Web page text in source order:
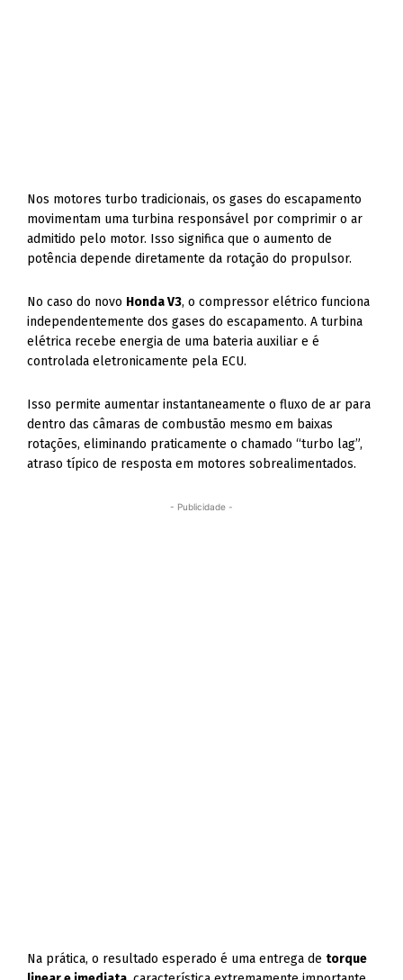
Nos motores turbo tradicionais, os gases do escapamento
movimentam uma turbina responsável por comprimir o ar
admitido pelo motor. Isso significa que o aumento de
potência depende diretamente da rotação do propulsor.
No caso do novo Honda V3, o compressor elétrico funciona
independentemente dos gases do escapamento. A turbina
elétrica recebe energia de uma bateria auxiliar e é
controlada eletronicamente pela ECU.
Isso permite aumentar instantaneamente o fluxo de ar para
dentro das câmaras de combustão mesmo em baixas
rotações, eliminando praticamente o chamado “turbo lag”,
atraso típico de resposta em motores sobrealimentados.
- Publicidade -
Na prática, o resultado esperado é uma entrega de torque